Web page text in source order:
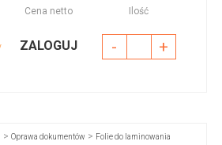
Cena netto Ilość
ZALOGUJ - +
> Oprawa dokumentów > Folie do laminowania